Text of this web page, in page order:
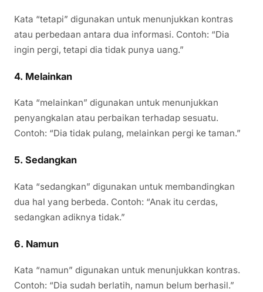
Kata “tetapi” digunakan untuk menunjukkan kontras
atau perbedaan antara dua informasi. Contoh: “Dia
ingin pergi, tetapi dia tidak punya uang.”
4. Melainkan
Kata “melainkan” digunakan untuk menunjukkan
penyangkalan atau perbaikan terhadap sesuatu.
Contoh: “Dia tidak pulang, melainkan pergi ke taman.”
5. Sedangkan
Kata “sedangkan” digunakan untuk membandingkan
dua hal yang berbeda. Contoh: “Anak itu cerdas,
sedangkan adiknya tidak.”
6. Namun
Kata “namun” digunakan untuk menunjukkan kontras.
Contoh: “Dia sudah berlatih, namun belum berhasil.”